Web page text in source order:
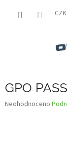
CZK
GPO
Průměrné
Neohodnoceno